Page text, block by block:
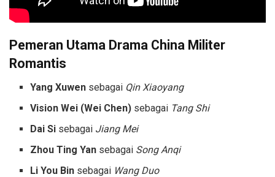
Pemeran Utama Drama China Militer
Romantis
Yang Xuwen sebagai Qin Xiaoyang
Vision Wei (Wei Chen) sebagai Tang Shi
Dai Si sebagai Jiang Mei
Zhou Ting Yan sebagai Song Anqi
Li You Bin sebagai Wang Duo